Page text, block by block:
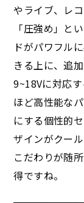
やライブ、レ
「圧強め」と
ドがパワフル
きる上に、追
9~18Vに対応
ほど高性能な
にする個性的
ザインがクー
こだわりが随
得ですね。